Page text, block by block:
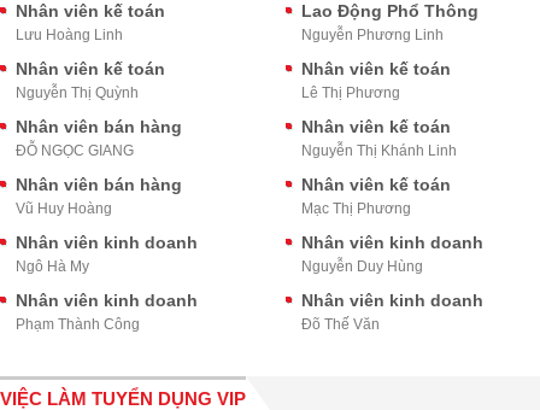
Nhân viên kế toán
Lưu Hoàng Linh
Lao Động Phổ Thông
Nguyễn Phương Linh
Nhân viên kế toán
Nguyễn Thị Quỳnh
Nhân viên kế toán
Lê Thị Phương
Nhân viên bán hàng
ĐỖ NGỌC GIANG
Nhân viên kế toán
Nguyễn Thị Khánh Linh
Nhân viên bán hàng
Vũ Huy Hoàng
Nhân viên kế toán
Mạc Thị Phương
Nhân viên kinh doanh
Ngô Hà My
Nhân viên kinh doanh
Nguyễn Duy Hùng
Nhân viên kinh doanh
Phạm Thành Công
Nhân viên kinh doanh
Đõ Thế Văn
VIỆC LÀM TUYỂN DỤNG VIP